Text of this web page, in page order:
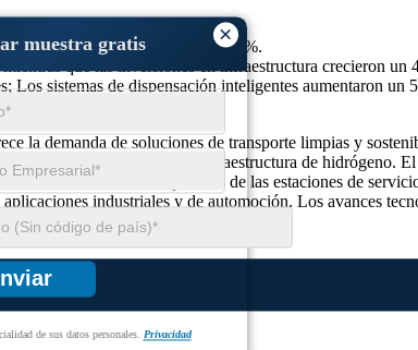
×
muestra gratis
de sus datos personales. Privacidad
tasa compuesta anual del 35,3%.
que las inversiones en infraestructura crecieron un
sistemas de dispensación inteligentes aumentaron un
la demanda de soluciones de transporte limpias y
clave en el ecosistema de infraestructura de hidrógeno.
directamente en la expansión de las estaciones de
industriales y de automoción. Los avances